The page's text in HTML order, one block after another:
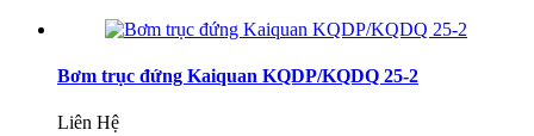
Bơm trục đứng Kaiquan KQDP/KQDQ 25-2
Liên Hệ